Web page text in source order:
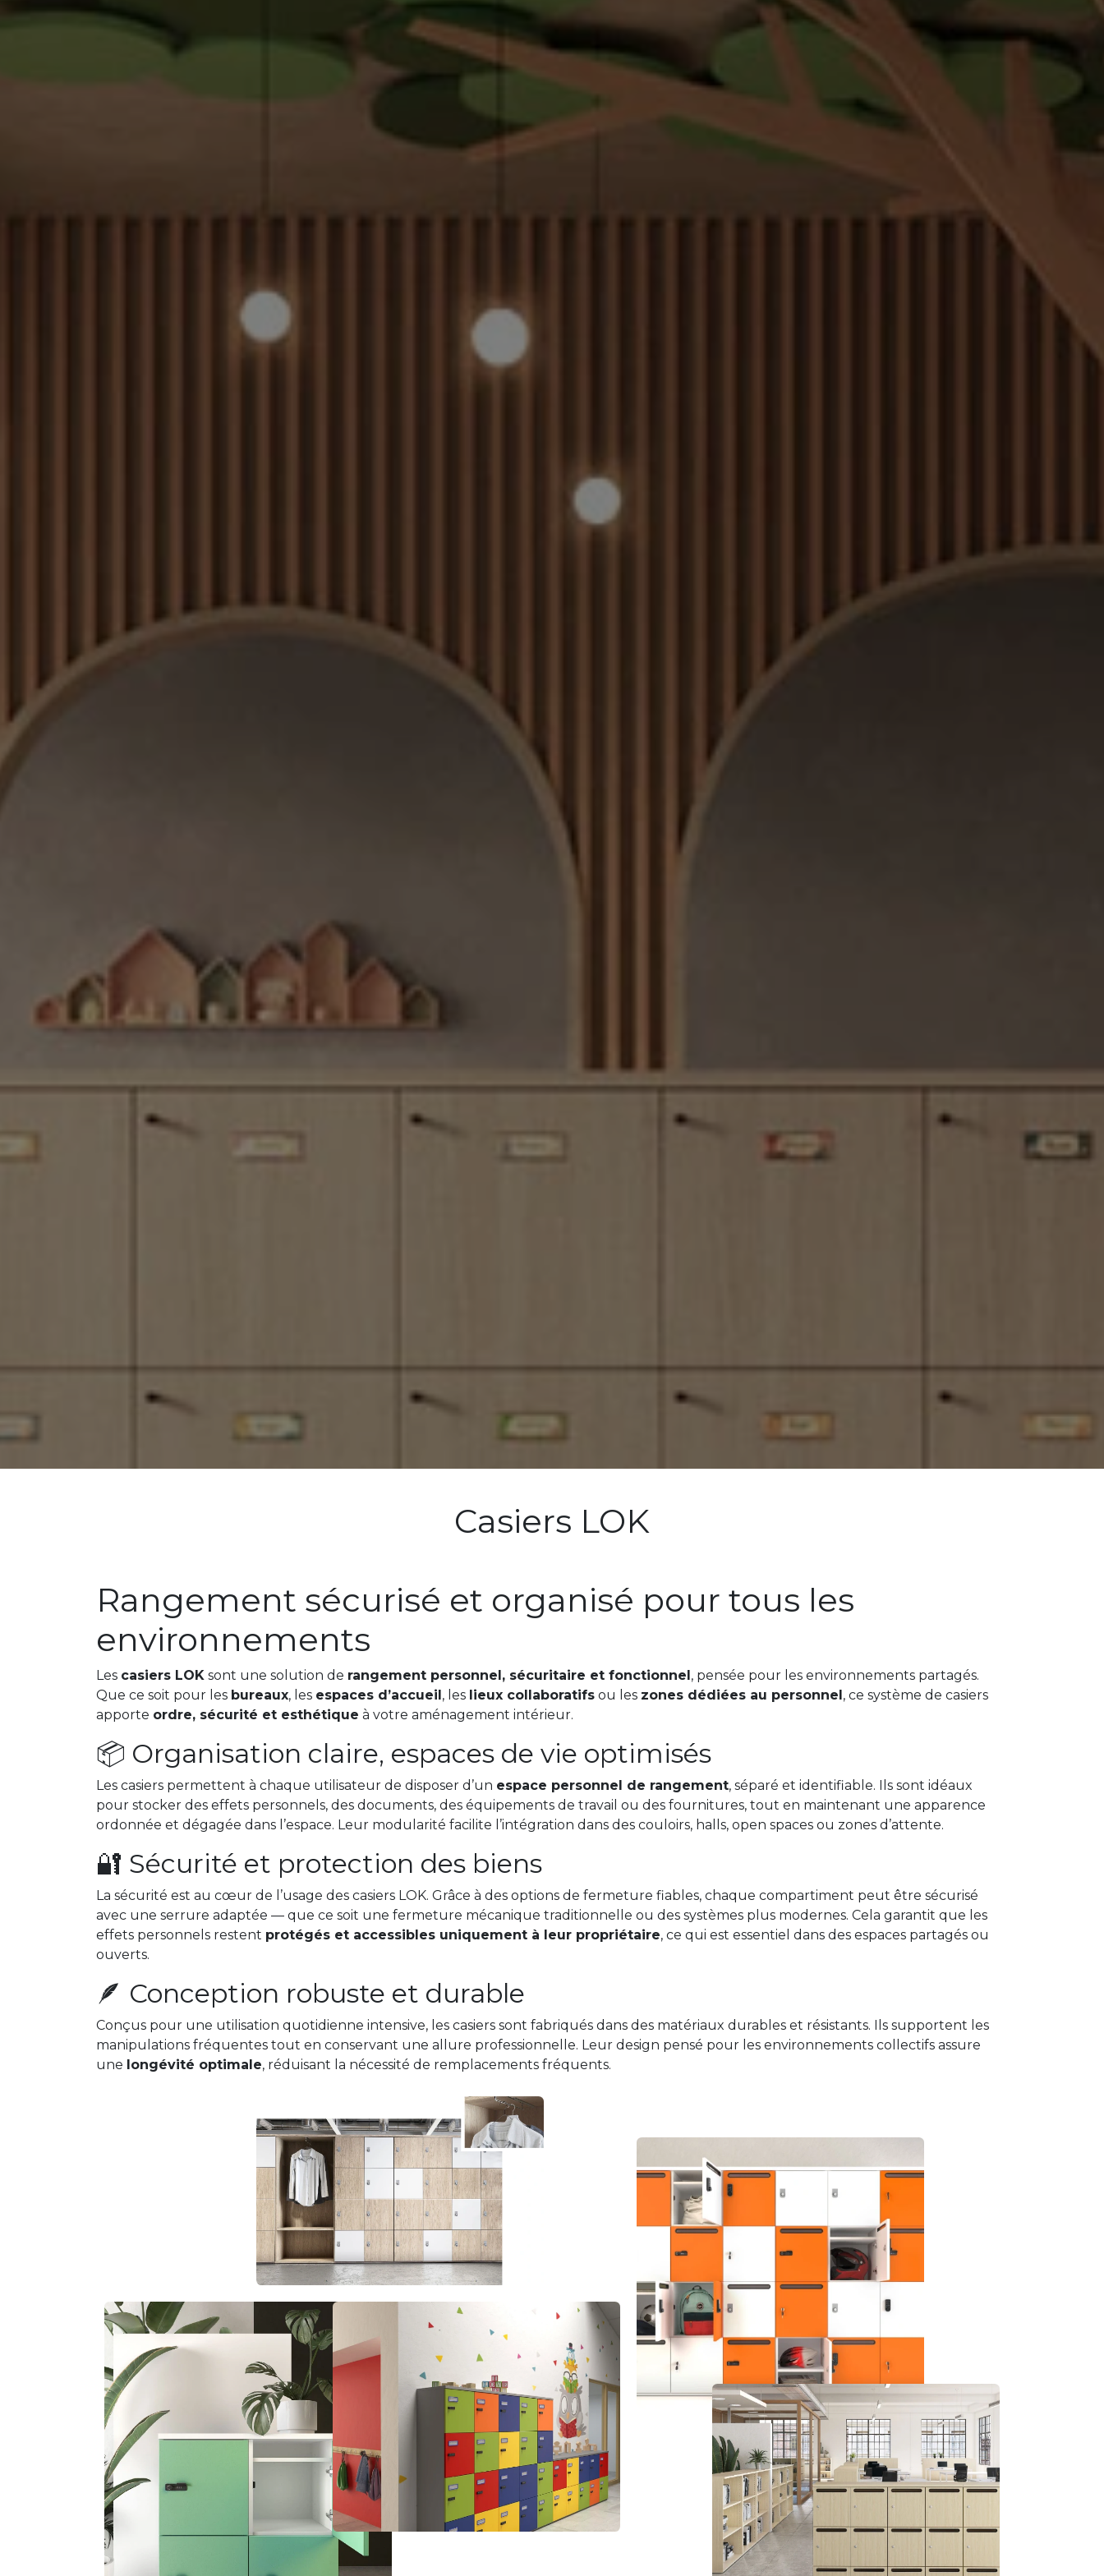
Casiers LOK
Rangement sécurisé et organisé pour tous les
environnements
Les casiers LOK sont une solution de rangement personnel, sécuritaire et fonctionnel, pensée pour les environnements partagés.
Que ce soit pour les bureaux, les espaces d’accueil, les lieux collaboratifs ou les zones dédiées au personnel, ce système de casiers
apporte ordre, sécurité et esthétique à votre aménagement intérieur.
📦 Organisation claire, espaces de vie optimisés
Les casiers permettent à chaque utilisateur de disposer d’un espace personnel de rangement, séparé et identifiable. Ils sont idéaux
pour stocker des effets personnels, des documents, des équipements de travail ou des fournitures, tout en maintenant une apparence
ordonnée et dégagée dans l’espace. Leur modularité facilite l’intégration dans des couloirs, halls, open spaces ou zones d’attente.
🔐 Sécurité et protection des biens
La sécurité est au cœur de l’usage des casiers LOK. Grâce à des options de fermeture fiables, chaque compartiment peut être sécurisé
avec une serrure adaptée — que ce soit une fermeture mécanique traditionnelle ou des systèmes plus modernes. Cela garantit que les
effets personnels restent protégés et accessibles uniquement à leur propriétaire, ce qui est essentiel dans des espaces partagés ou
ouverts.
🪶 Conception robuste et durable
Conçus pour une utilisation quotidienne intensive, les casiers sont fabriqués dans des matériaux durables et résistants. Ils supportent les
manipulations fréquentes tout en conservant une allure professionnelle. Leur design pensé pour les environnements collectifs assure
une longévité optimale, réduisant la nécessité de remplacements fréquents.